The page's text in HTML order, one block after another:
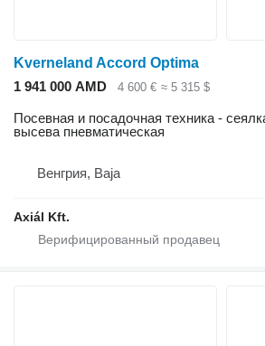
Kverneland Accord Optima
1 941 000 AMD
4 600 € ≈ 5 315 $
Посевная и посадочная техника -
высева пневматическая
Венгрия, Baja
Axiál Kft.